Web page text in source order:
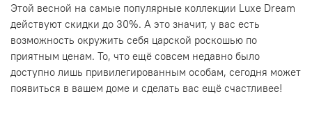
Этой весной на самые популярные коллекции Luxe Dream
действуют скидки до 30%. А это значит, у вас есть
возможность окружить себя царской роскошью по
приятным ценам. То, что ещё совсем недавно было
доступно лишь привилегированным особам, сегодня может
появиться в вашем доме и сделать вас ещё счастливее!